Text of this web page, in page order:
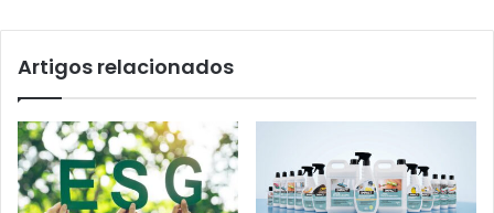
Artigos relacionados